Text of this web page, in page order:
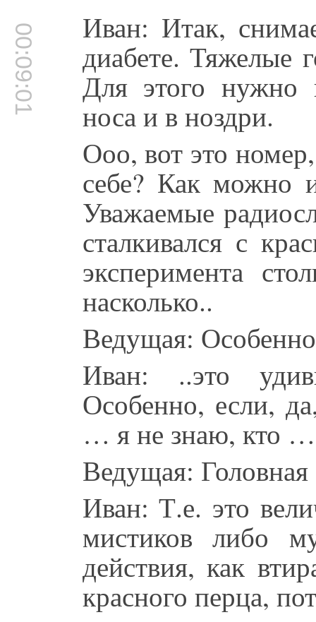
00:09:01 Иван: Итак,
диабете. Тяжелые
Для этого нужно
носа и в ноздри.
Ооо, вот это
себе? Как можно
Уважаемые
сталкивался с
эксперимента
насколько..
Ведущая:
Иван: ..это
Особенно, если,
… я не знаю, кто …
Ведущая: Головная
Иван: Т.е. это
мистиков либо
действия, как
красного перца,